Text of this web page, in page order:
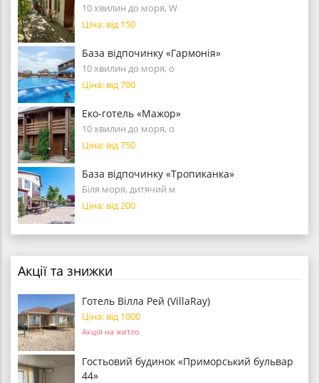
10 хвилин до моря, W
Ціна: від 150
База відпочинку «Гармонія»
10 хвилин до моря, о
Ціна: від 700
Еко-готель «Мажор»
10 хвилин до моря, о
Ціна: від 750
База відпочинку «Тропиканка»
Біля моря, дитячий м
Ціна: від 200
Акції та знижки
Готель Вілла Рей (VillaRay)
Ціна: від 1000
Акція на житло
Гостьовий будинок «Приморський бульвар
44»